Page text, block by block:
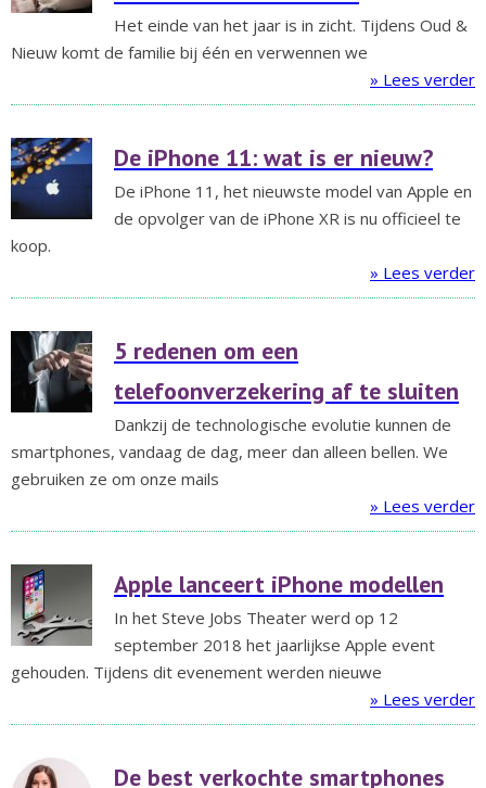
Het einde van het jaar is in zicht. Tijdens Oud &
Nieuw komt de familie bij één en verwennen we
» Lees verder
De iPhone 11: wat is er nieuw?
De iPhone 11, het nieuwste model van Apple en
de opvolger van de iPhone XR is nu officieel te
koop.
» Lees verder
5 redenen om een
telefoonverzekering af te sluiten
Dankzij de technologische evolutie kunnen de
smartphones, vandaag de dag, meer dan alleen bellen. We
gebruiken ze om onze mails
» Lees verder
Apple lanceert iPhone modellen
In het Steve Jobs Theater werd op 12
september 2018 het jaarlijkse Apple event
gehouden. Tijdens dit evenement werden nieuwe
» Lees verder
De best verkochte smartphones